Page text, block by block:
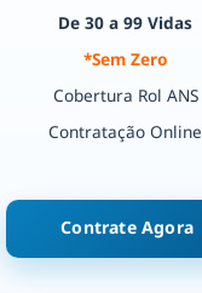
De 30 a 99 Vidas
*Sem Zero
Cobertura Rol ANS
Contratação Online
Contrate Agora